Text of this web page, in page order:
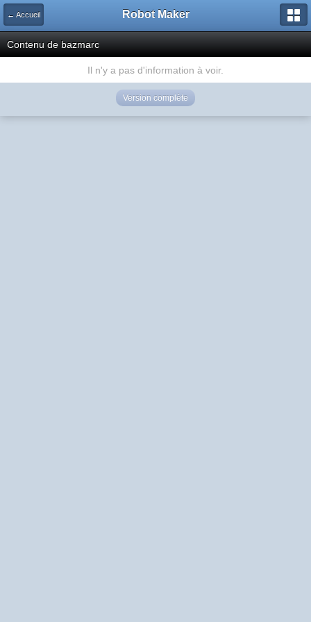
← Accueil Robot Maker
Contenu de bazmarc
Il n'y a pas d'information à voir.
Version complète